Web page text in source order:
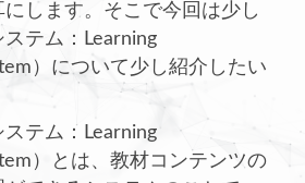
します。そこで今回は少し
テム：Learning
）について少し紹介したい
テム：Learning
）とは、教材コンテンツの